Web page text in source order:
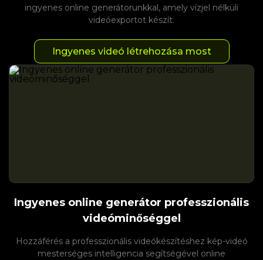
ingyenes online generátorunkkal, amely vízjel nélküli
videóexportot készít.
Ingyenes videó létrehozása most
Ingyenes online generátor professzionális
videóminőséggel
Hozzáférés a professzionális videókészítéshez kép-videó
mesterséges intelligencia segítségével online